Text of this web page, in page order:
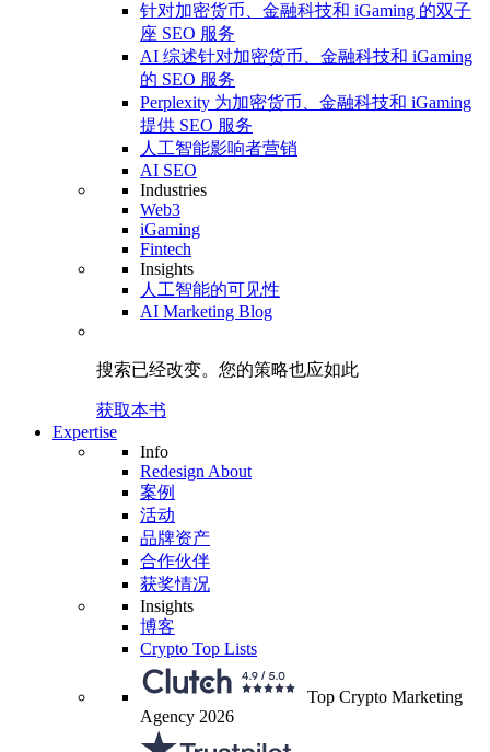
针对加密货币、金融科技和 iGaming 的双子
座 SEO 服务
AI 综述针对加密货币、金融科技和 iGaming
的 SEO 服务
Perplexity 为加密货币、金融科技和 iGaming
提供 SEO 服务
人工智能影响者营销
AI SEO
Industries
Web3
iGaming
Fintech
Insights
人工智能的可见性
AI Marketing Blog
搜索已经改变。 您的策略也应如此
获取本书
Expertise
Info
Redesign About
案例
活动
品牌资产
合作伙伴
获奖情况
Insights
博客
Crypto Top Lists
Top Crypto Marketing
Agency 2026